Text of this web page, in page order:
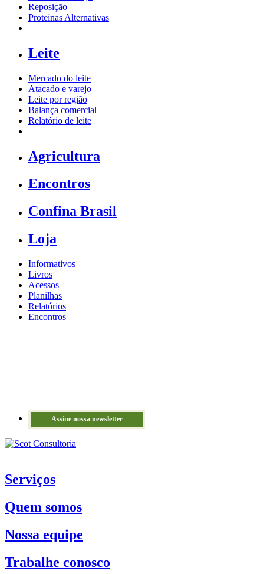
Reposição
Proteínas Alternativas
Leite
Mercado do leite
Atacado e varejo
Leite por região
Balança comercial
Relatório de leite
Agricultura
Encontros
Confina Brasil
Loja
Informativos
Livros
Acessos
Planilhas
Relatórios
Encontros
Assine nossa newsletter
Serviços
Quem somos
Nossa equipe
Trabalhe conosco